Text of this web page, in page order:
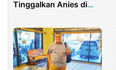
Tinggalkan Anies di